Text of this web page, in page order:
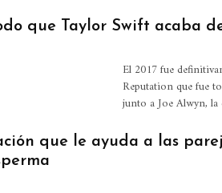
que Taylor Swift acaba
El 2017 fue
Reputation que fue
junto a Joe Alwyn,
que le ayuda a las